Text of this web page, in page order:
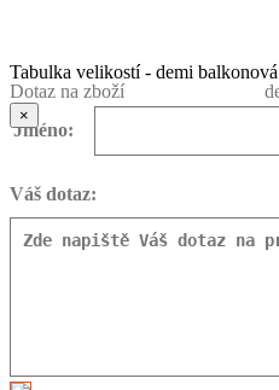
Tabulka velikostí - demi
×
Dotaz na zboží
Jméno:
Váš dotaz: